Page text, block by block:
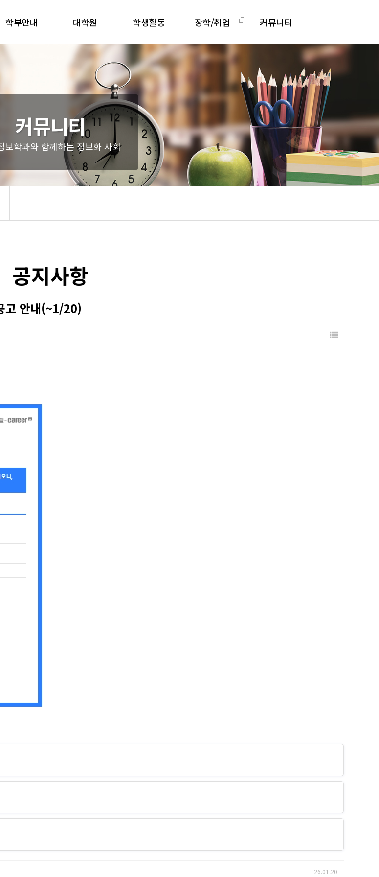
학부안내 대학원
대학원소개
교과과정
학사일정
학생활동
학과주요활동
비교과프로그램
전공동아리
학생회
장학/취업
장학안내
취업지원센터
커뮤니티
Q&A
영상갤러리
학과소식 갤러리
관련사이트
학과 발간 자료
도서관계 소식
커뮤니티
보학과와 함께하는 정보화 사회
공지사항
고 안내(~1/20)
26.01.20